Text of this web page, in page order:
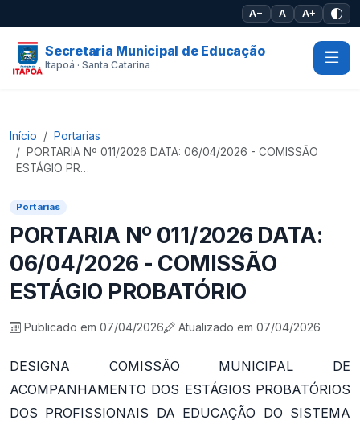
A− A A+
Secretaria Municipal de Educação
Itapoá · Santa Catarina
Início
Portarias
PORTARIA Nº 011/2026 DATA: 06/04/2026 - COMISSÃO
ESTÁGIO PR…
Portarias
PORTARIA Nº 011/2026 DATA:
06/04/2026 - COMISSÃO
ESTÁGIO PROBATÓRIO
Publicado em 07/04/2026 Atualizado em 07/04/2026
DESIGNA COMISSÃO MUNICIPAL DE
ACOMPANHAMENTO DOS ESTÁGIOS PROBATÓRIOS
DOS PROFISSIONAIS DA EDUCAÇÃO DO SISTEMA